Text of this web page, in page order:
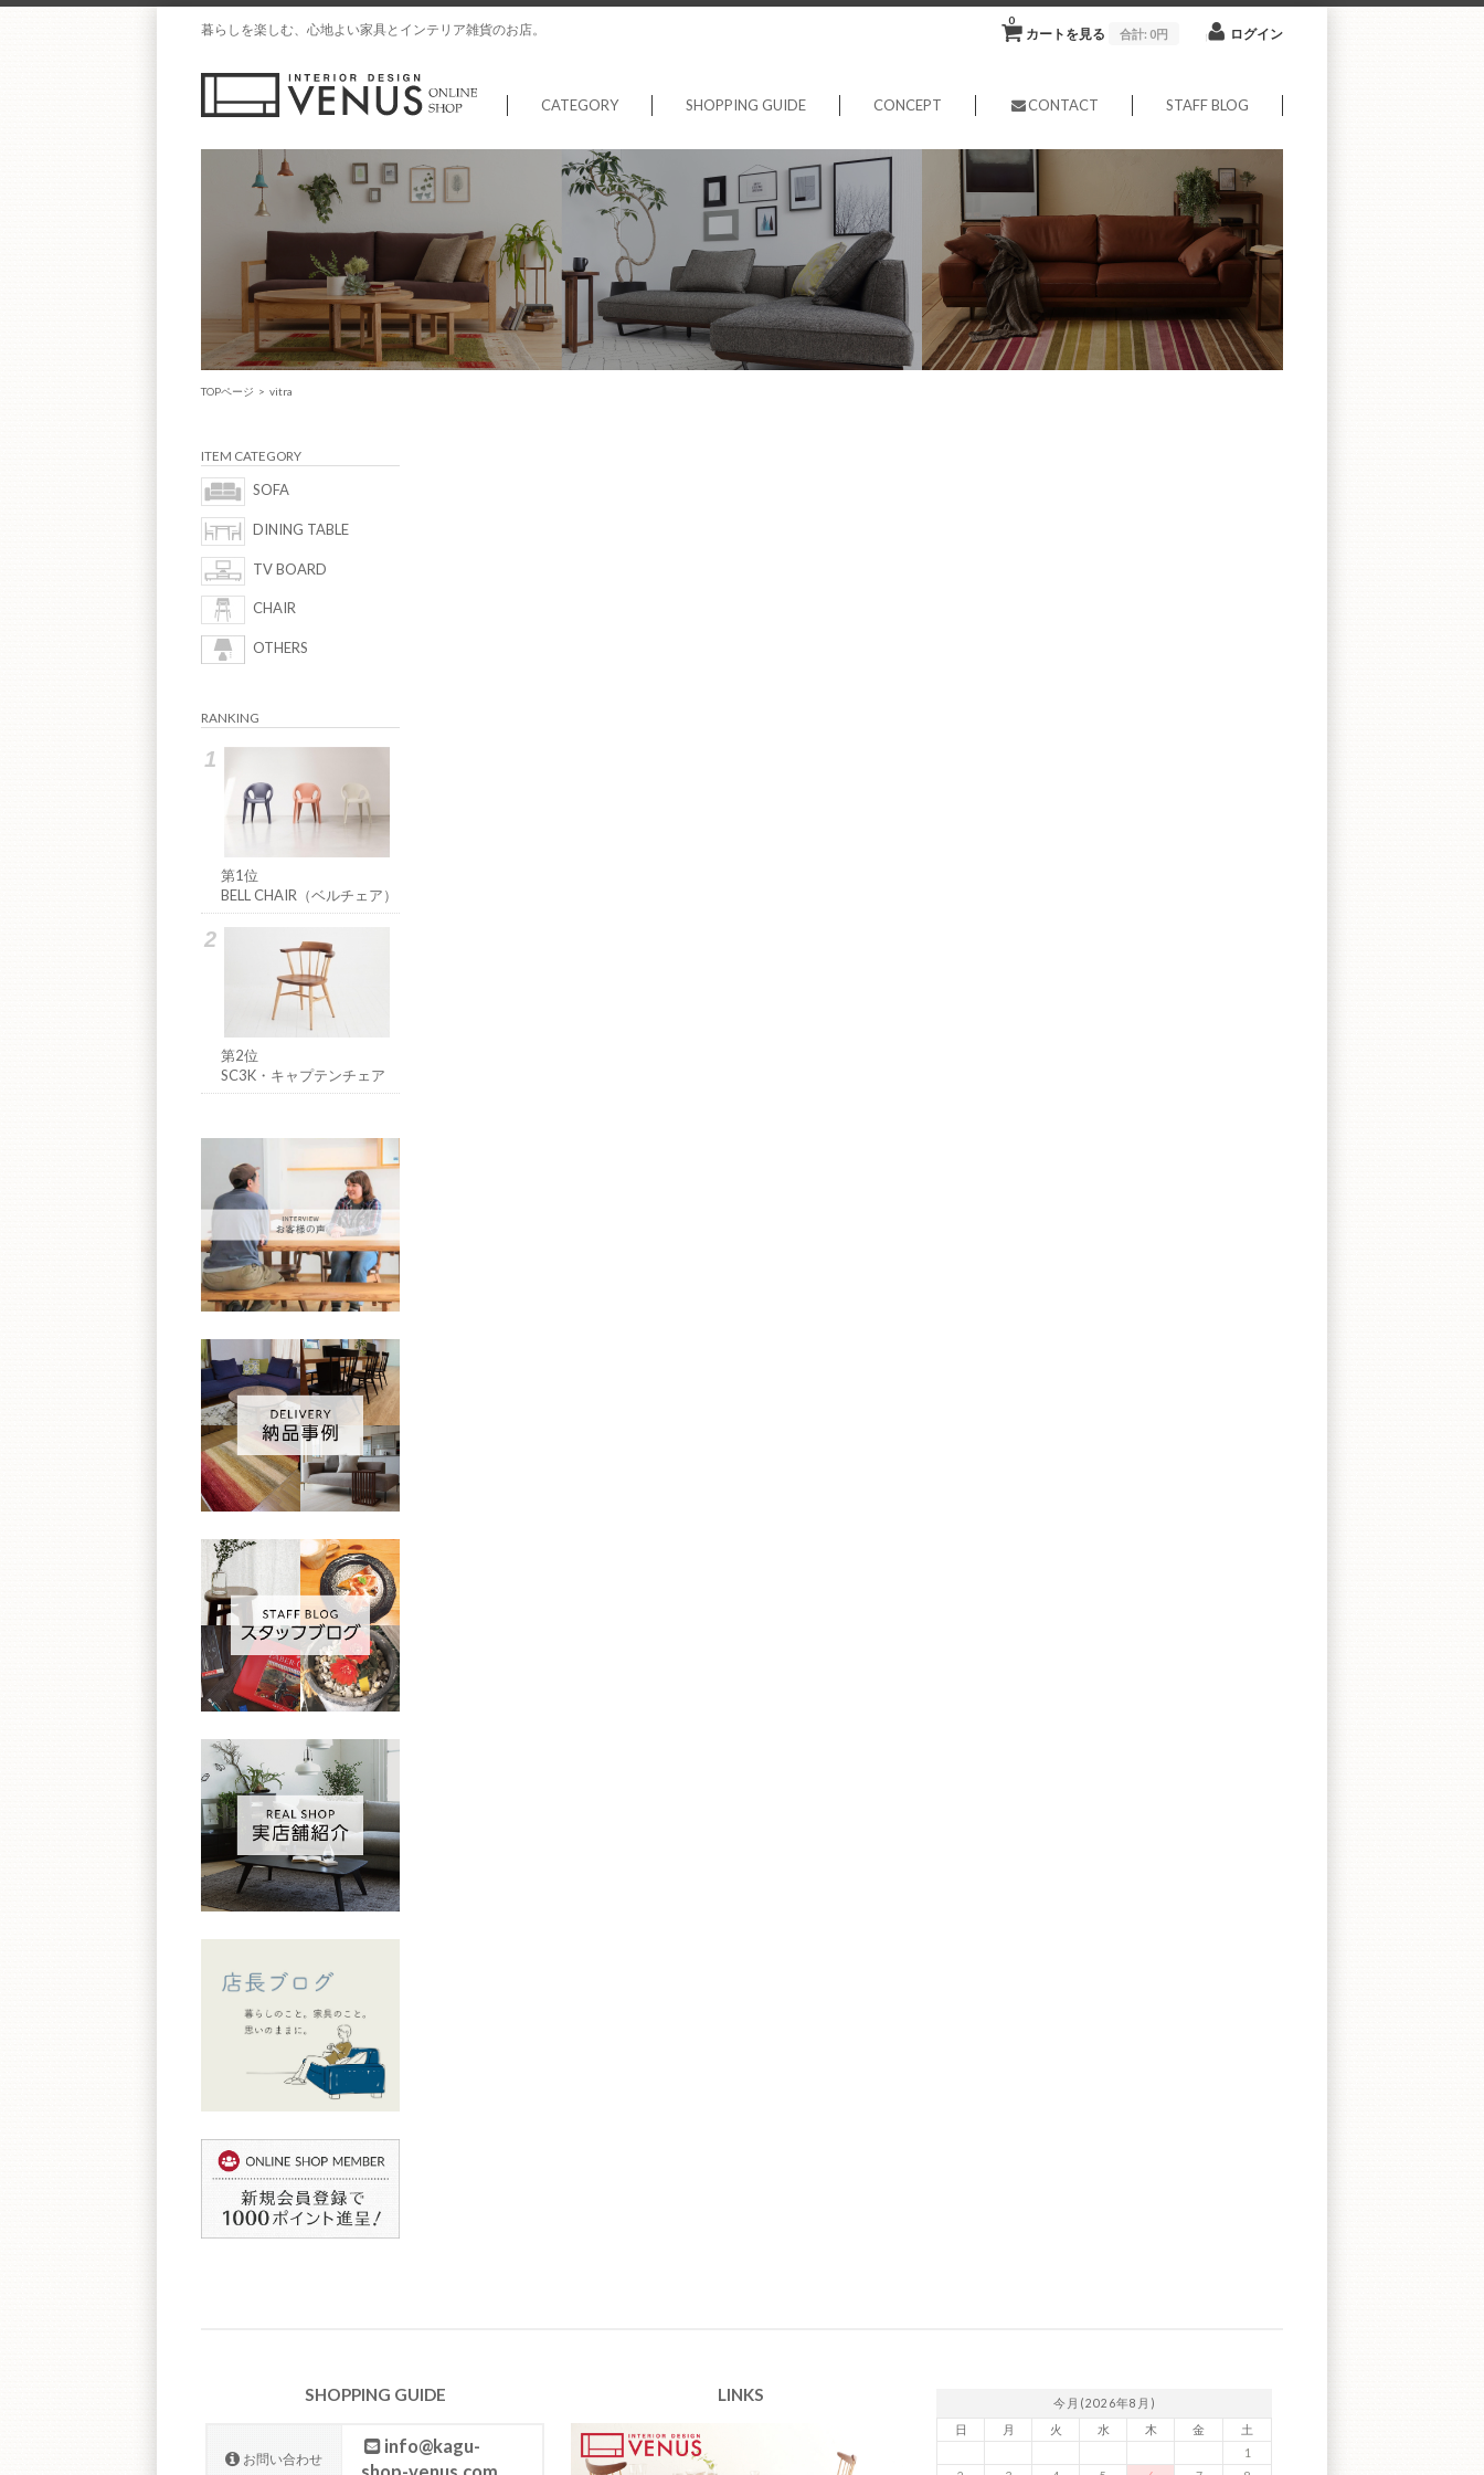
暮らしを楽しむ、心地よい家具とインテリア雑貨のお店。 カートを見る
0
合計: 0円 ログイン
CATEGORY SHOPPING GUIDE CONCEPT CONTACT STAFF BLOG
TOPページ > vitra
ITEM CATEGORY
SOFA
DINING TABLE
TV BOARD
CHAIR
OTHERS
RANKING
第1位
BELL CHAIR（ベルチェア）
第2位
SC3K・キャプテンチェア
SHOPPING GUIDE
お問い合わせ
info@kagu-
LINKS
今月(2026年8月)
日
月 火 水 木 金
土
1